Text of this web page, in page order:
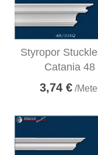
Styropor
Catania 48
3,74 €/